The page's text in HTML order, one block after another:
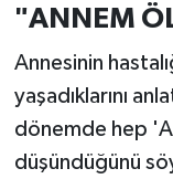
"ANNEM
Annesinin
yaşadıklarını
dönemde hep
düşündüğünü